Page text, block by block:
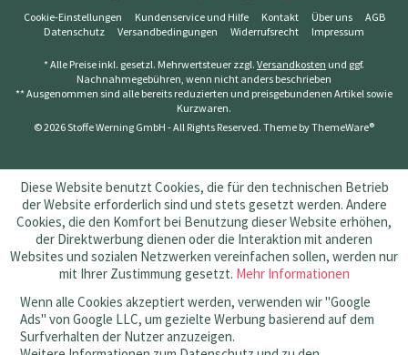
Cookie-Einstellungen Kundenservice und Hilfe Kontakt Über uns
AGB
Datenschutz
Versandbedingungen Widerrufsrecht Impressum
* Alle Preise inkl. gesetzl. Mehrwertsteuer zzgl. Versandkosten und ggf.
Nachnahmegebühren, wenn nicht anders beschrieben
** Ausgenommen sind alle bereits reduzierten und preisgebundenen Artikel sowie
Kurzwaren.
© 2026 Stoffe Werning GmbH - All Rights Reserved. Theme byThemeWare®
Diese Website benutzt Cookies, die für den technischen Betrieb
der Website erforderlich sind und stets gesetzt werden. Andere
Cookies, die den Komfort bei Benutzung dieser Website erhöhen,
der Direktwerbung dienen oder die Interaktion mit anderen
Websites und sozialen Netzwerken vereinfachen sollen, werden nur
mit Ihrer Zustimmung gesetzt. Mehr Informationen
Wenn alle Cookies akzeptiert werden, verwenden wir "Google
Ads" von Google LLC, um gezielte Werbung basierend auf dem
Surfverhalten der Nutzer anzuzeigen.